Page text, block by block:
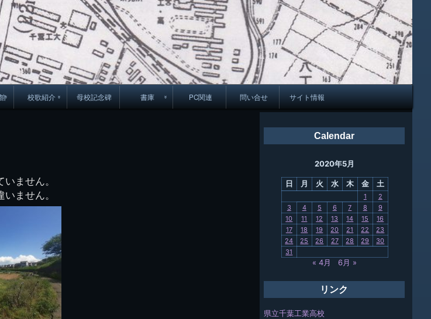
80周年の本校
前
昭和18年卒業アル
津田沼最後の体育祭
生実移転落成式典
生実初期の行事
校歌紹介 母校記念碑 書庫 PC関連 問い合せ サイト情報
ません。
ません。
Calendar
2020年5月
日 月 火 水 木 金 土
1
2
3
4 5 6 7 8
9
10
11 12 13 14 15
16
17
18 19 20 21 22
23
24
25 26 27 28 29
30
31
« 4月 6月 »
リンク
県立千葉工業高校